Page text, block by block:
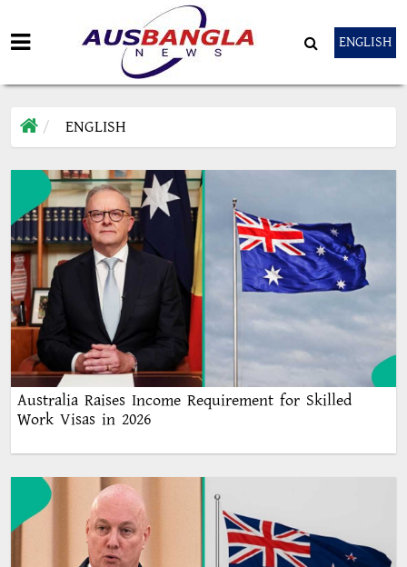
ENGLISH
ENGLISH
Australia Raises Income Requirement for Skilled
Work Visas in 2026